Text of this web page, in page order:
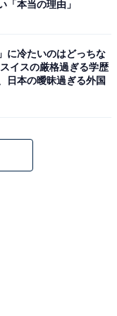
町下宿乙738
分／長崎自動車
「本当の理由」
に冷たいのはどっちな
イスの厳格過ぎる学歴
日本の曖昧過ぎる外国